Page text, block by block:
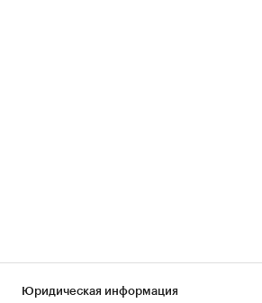
Юридическая информация